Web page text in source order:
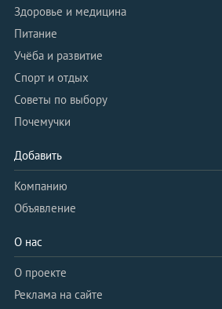
Здоровье и медицина
Питание
Учёба и развитие
Спорт и отдых
Советы по выбору
Почемучки
Добавить
Компанию
Объявление
О нас
О проекте
Реклама на сайте